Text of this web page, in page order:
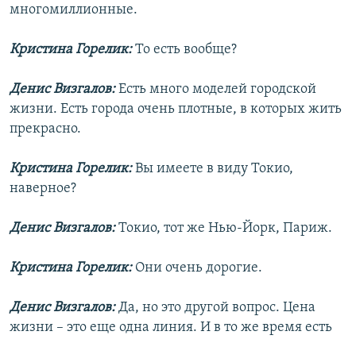
многомиллионные.
Кристина Горелик:То есть вообще?
Денис Визгалов:Есть много моделей городской
жизни. Есть города очень плотные, в которых жить
прекрасно.
Кристина Горелик:Вы имеете в виду Токио,
наверное?
Денис Визгалов:Токио, тот же Нью-Йорк, Париж.
Кристина Горелик:Они очень дорогие.
Денис Визгалов:Да, но это другой вопрос. Цена
жизни – это еще одна линия. И в то же время есть